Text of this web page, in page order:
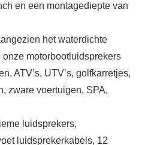
en een montagediepte van
het waterdichte
onze motorbootluidsprekers
ATV’s, UTV’s, golfkarretjes,
zware voertuigen, SPA,
luidsprekers,
luidsprekerkabels, 12